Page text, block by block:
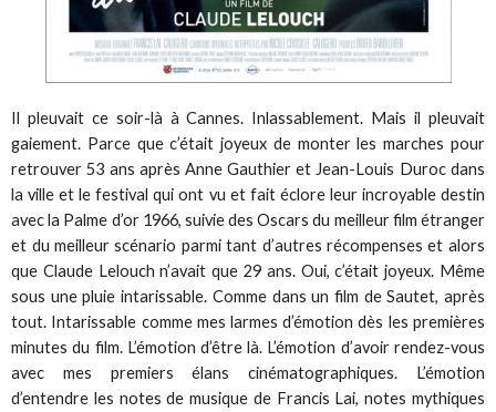
Il pleuvait ce soir-là à Cannes. Inlassablement. Mais il pleuvait
gaiement. Parce que c’était joyeux de monter les marches pour
retrouver 53 ans après Anne Gauthier et Jean-Louis Duroc dans
la ville et le festival qui ont vu et fait éclore leur incroyable destin
avec la Palme d’or 1966, suivie des Oscars du meilleur film étranger
et du meilleur scénario parmi tant d’autres récompenses et alors
que Claude Lelouch n’avait que 29 ans. Oui, c’était joyeux. Même
sous une pluie intarissable. Comme dans un film de Sautet, après
tout. Intarissable comme mes larmes d’émotion dès les premières
minutes du film. L’émotion d’être là. L’émotion d’avoir rendez-vous
avec mes premiers élans cinématographiques. L’émotion
d’entendre les notes de musique de Francis Lai, notes mythiques